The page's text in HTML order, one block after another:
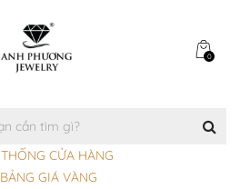
0
CỬA HÀNG
BẢNG GIÁ VÀNG